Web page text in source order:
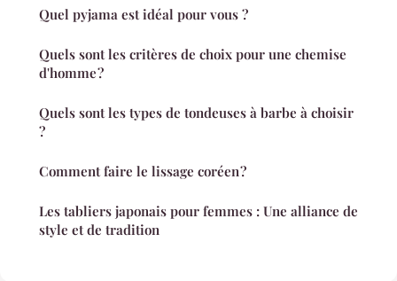
Quel pyjama est idéal pour vous ?
Quels sont les critères de choix pour une chemise
d'homme ?
Quels sont les types de tondeuses à barbe à choisir
?
Comment faire le lissage coréen ?
Les tabliers japonais pour femmes : Une alliance de
style et de tradition